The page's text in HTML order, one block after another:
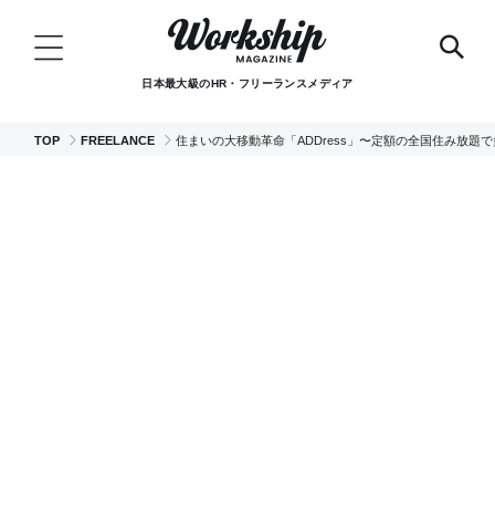
日本最大級のHR・フリーランスメディア
TOP FREELANCE 住まいの大移動革命「ADDress」〜定額の全国住み放題